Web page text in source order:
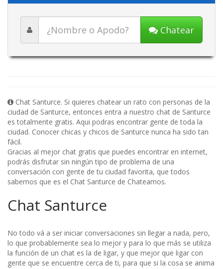
Chatear
Chat Santurce. Si quieres chatear un rato con personas de la
ciudad de Santurce, entonces entra a nuestro chat de Santurce
es totalmente gratis. Aqui podras encontrar gente de toda la
ciudad. Conocer chicas y chicos de Santurce nunca ha sido tan
fácil.
Gracias al mejor chat gratis que puedes encontrar en internet,
podrás disfrutar sin ningún tipo de problema de una
conversación con gente de tu ciudad favorita, que todos
sabemos que es el Chat Santurce de Chateamos.
Chat Santurce
No todo vá a ser iniciar conversaciones sin llegar a nada, pero,
lo que probablemente sea lo mejor y para lo que más se utiliza
la función de un chat es la de ligar, y que mejor que ligar con
gente que se encuentre cerca de ti, para que si la cosa se anima